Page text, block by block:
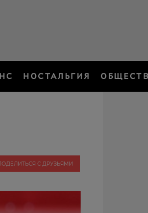
НОСТАЛЬГИЯ
С ДРУЗЬЯМИ